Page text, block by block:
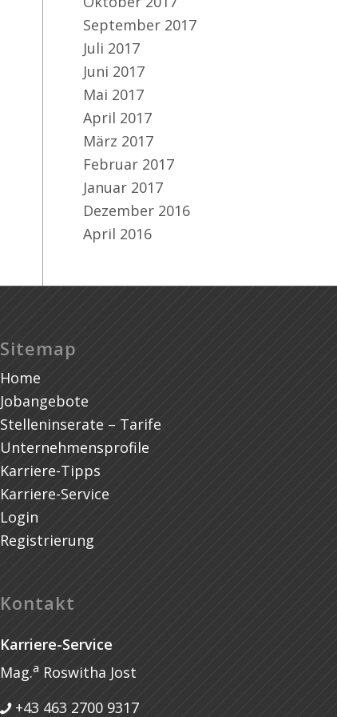
September 2017
Juli 2017
Juni 2017
Mai 2017
April 2017
März 2017
Februar 2017
Januar 2017
Dezember 2016
April 2016
Sitemap
Home
Jobangebote
Stelleninserate – Tarife
Unternehmensprofile
Karriere-Tipps
Karriere-Service
Login
Registrierung
Kontakt
Karriere-Service
Mag.a Roswitha Jost
+43 463 2700 9317